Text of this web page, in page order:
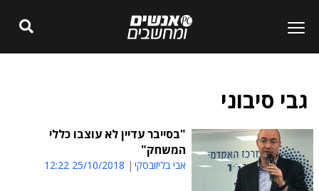
גבי סיבוני
"בסייבר עדיין לא עוצבו כללי
המשחק"
אבי בליזובסקי 25/10/2018 12:22